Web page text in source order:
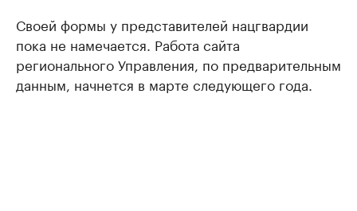
Своей формы у представителей нацгвардии
пока не намечается. Работа сайта
регионального Управления, по предварительным
данным, начнется в марте следующего года.